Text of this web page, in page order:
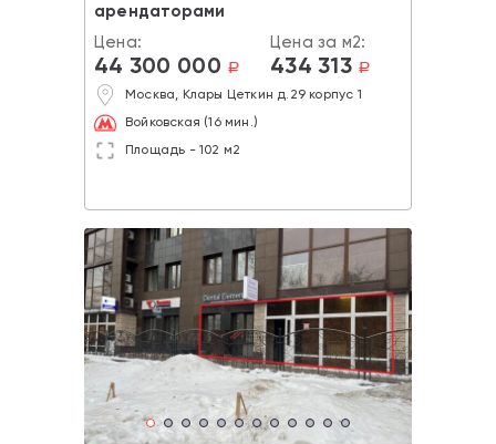
арендаторами
Цена:
44 300 000 a
Цена за м2:
434 313 a
Москва, Клары Цеткин д.29 корпус 1
Войковская (16 мин.)
Площадь - 102 м2